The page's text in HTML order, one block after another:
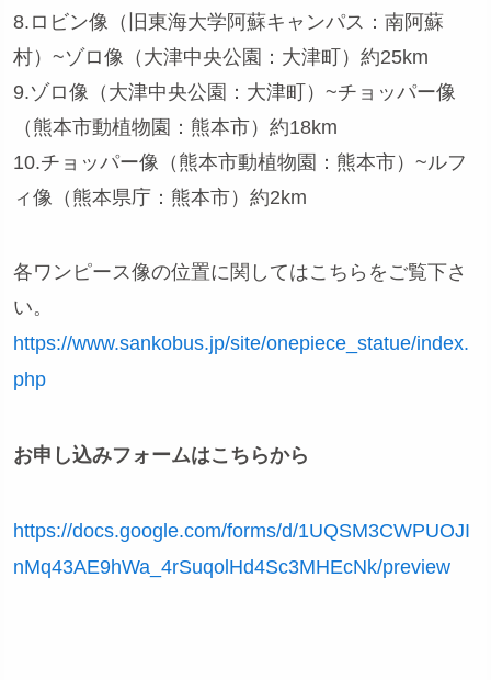
8.ロビン像（旧東海大学阿蘇キャンパス：南阿蘇
村）~ゾロ像（大津中央公園：大津町）約25km
9.ゾロ像（大津中央公園：大津町）~チョッパー像
（熊本市動植物園：熊本市）約18km
10.チョッパー像（熊本市動植物園：熊本市）~ルフ
ィ像（熊本県庁：熊本市）約2km
各ワンピース像の位置に関してはこちらをご覧下さ
い。
https://www.sankobus.jp/site/onepiece_statue/index.
php
お申し込みフォームはこちらから
https://docs.google.com/forms/d/1UQSM3CWPUOJI
nMq43AE9hWa_4rSuqolHd4Sc3MHEcNk/preview